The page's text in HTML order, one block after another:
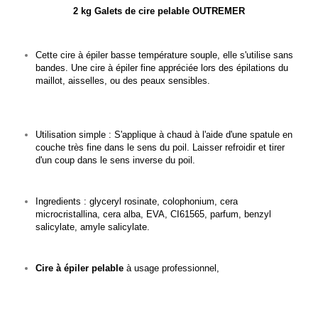
2 kg Galets de cire pelable OUTREMER
Cette cire à épiler basse température souple, elle s'utilise sans
bandes. Une cire à épiler fine appréciée lors des épilations du
maillot, aisselles, ou des peaux sensibles.
Utilisation simple : S'applique à chaud à l'aide d'une spatule en
couche très fine dans le sens du poil. Laisser refroidir et tirer
d'un coup dans le sens inverse du poil.
Ingredients : glyceryl rosinate, colophonium, cera
microcristallina, cera alba, EVA, CI61565, parfum, benzyl
salicylate, amyle salicylate.
Cire à épiler pelable à usage professionnel,